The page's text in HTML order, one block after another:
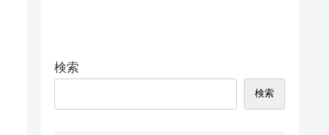
検索
検索